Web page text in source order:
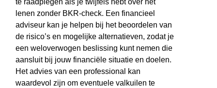
te raadplegen als je twijfels hebt over het
lenen zonder BKR-check. Een financieel
adviseur kan je helpen bij het beoordelen van
de risico’s en mogelijke alternatieven, zodat je
een weloverwogen beslissing kunt nemen die
aansluit bij jouw financiële situatie en doelen.
Het advies van een professional kan
waardevol zijn om eventuele valkuilen te